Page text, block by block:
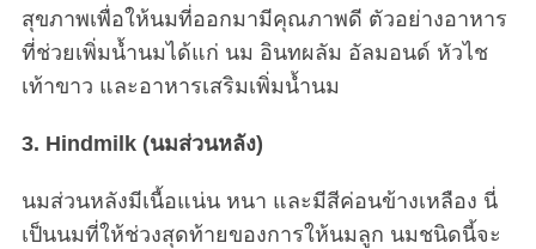
สุขภาพเพื่อให้นมที่ออกมามีคุณภาพดี ตัวอย่างอาหาร
ที่ช่วยเพิ่มน้ำนมได้แก่ นม อินทผลัม อัลมอนด์ หัวไช
เท้าขาว และอาหารเสริมเพิ่มน้ำนม
3. Hindmilk (นมส่วนหลัง)
นมส่วนหลังมีเนื้อแน่น หนา และมีสีค่อนข้างเหลือง นี่
เป็นนมที่ให้ช่วงสุดท้ายของการให้นมลูก นมชนิดนี้จะ